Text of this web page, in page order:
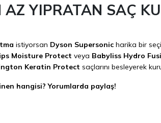
AZ YIPRATAN SAÇ
istiyorsan Dyson Supersonic harika bir
Moisture Protect veya Babyliss Hydro
Keratin Protect saçlarını besleyerek
hangisi? Yorumlarda paylaş!